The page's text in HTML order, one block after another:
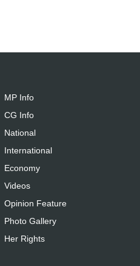
MP Info
CG Info
National
International
Economy
Videos
Opinion Feature
Photo Gallery
Her Rights